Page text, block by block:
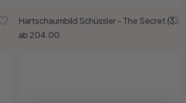
Hartschaumbild Schüssler - The Secret (3-teilig)
ab 204.00